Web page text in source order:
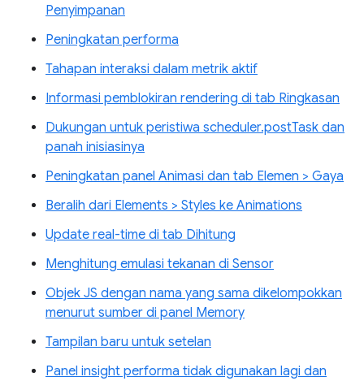
Penyimpanan
Peningkatan performa
Tahapan interaksi dalam metrik aktif
Informasi pemblokiran rendering di tab Ringkasan
Dukungan untuk peristiwa scheduler.postTask dan
panah inisiasinya
Peningkatan panel Animasi dan tab Elemen > Gaya
Beralih dari Elements > Styles ke Animations
Update real-time di tab Dihitung
Menghitung emulasi tekanan di Sensor
Objek JS dengan nama yang sama dikelompokkan
menurut sumber di panel Memory
Tampilan baru untuk setelan
Panel insight performa tidak digunakan lagi dan